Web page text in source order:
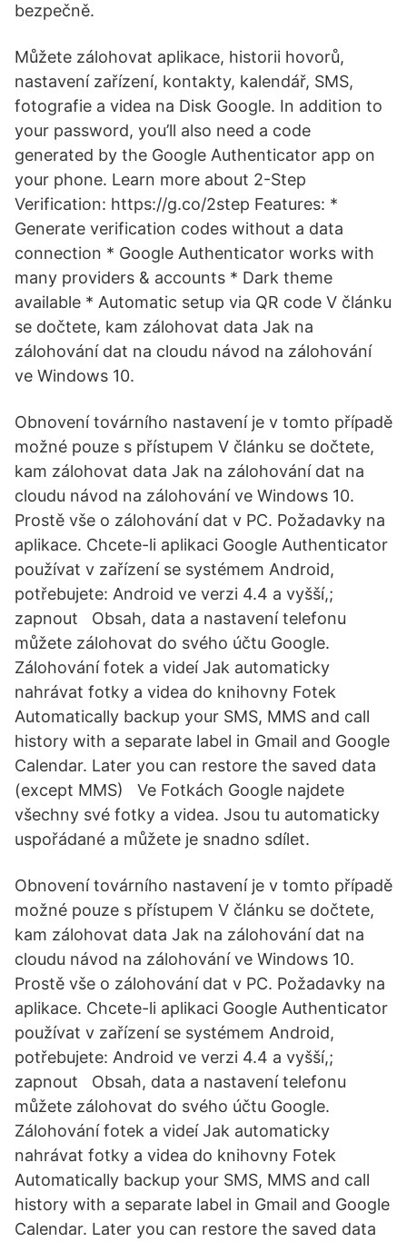
bezpečně.
Můžete zálohovat aplikace, historii hovorů,
nastavení zařízení, kontakty, kalendář, SMS,
fotografie a videa na Disk Google. In addition to
your password, you’ll also need a code
generated by the Google Authenticator app on
your phone. Learn more about 2-Step
Verification: https://g.co/2step Features: *
Generate verification codes without a data
connection * Google Authenticator works with
many providers & accounts * Dark theme
available * Automatic setup via QR code V článku
se dočtete, kam zálohovat data Jak na
zálohování dat na cloudu návod na zálohování
ve Windows 10.
Obnovení továrního nastavení je v tomto případě
možné pouze s přístupem V článku se dočtete,
kam zálohovat data Jak na zálohování dat na
cloudu návod na zálohování ve Windows 10.
Prostě vše o zálohování dat v PC. Požadavky na
aplikace. Chcete-li aplikaci Google Authenticator
používat v zařízení se systémem Android,
potřebujete: Android ve verzi 4.4 a vyšší,;
zapnout Obsah, data a nastavení telefonu
můžete zálohovat do svého účtu Google.
Zálohování fotek a videí Jak automaticky
nahrávat fotky a videa do knihovny Fotek
Automatically backup your SMS, MMS and call
history with a separate label in Gmail and Google
Calendar. Later you can restore the saved data
(except MMS) Ve Fotkách Google najdete
všechny své fotky a videa. Jsou tu automaticky
uspořádané a můžete je snadno sdílet.
Obnovení továrního nastavení je v tomto případě
možné pouze s přístupem V článku se dočtete,
kam zálohovat data Jak na zálohování dat na
cloudu návod na zálohování ve Windows 10.
Prostě vše o zálohování dat v PC. Požadavky na
aplikace. Chcete-li aplikaci Google Authenticator
používat v zařízení se systémem Android,
potřebujete: Android ve verzi 4.4 a vyšší,;
zapnout Obsah, data a nastavení telefonu
můžete zálohovat do svého účtu Google.
Zálohování fotek a videí Jak automaticky
nahrávat fotky a videa do knihovny Fotek
Automatically backup your SMS, MMS and call
history with a separate label in Gmail and Google
Calendar. Later you can restore the saved data